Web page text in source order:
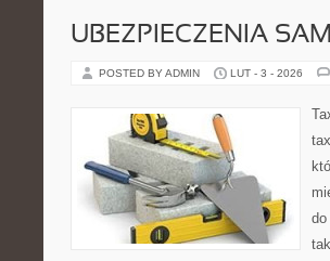
UBEZPIECZENIA
POSTED BY ADMIN LUT - 3 - 2026
do